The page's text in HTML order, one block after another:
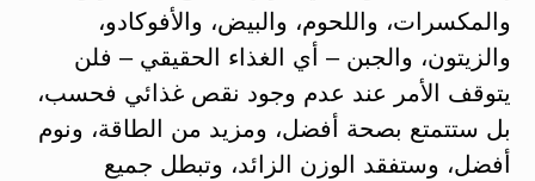
والمكسرات، واللحوم، والبيض، والأفوكادو،
والزيتون، والجبن – أي الغذاء الحقيقي – فلن
يتوقف الأمر عند عدم وجود نقص غذائي فحسب،
بل ستتمتع بصحة أفضل، ومزيد من الطاقة، ونوم
أفضل، وستفقد الوزن الزائد، وتبطل جميع